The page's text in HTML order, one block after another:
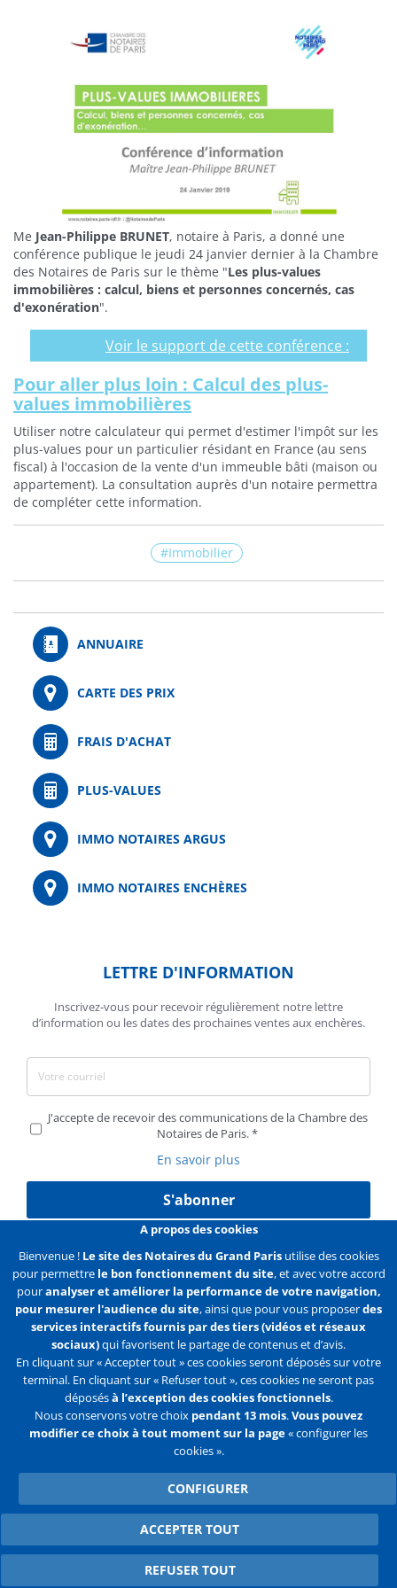
Me Jean-Philippe BRUNET, notaire à Paris, a donné une
conférence publique le jeudi 24 janvier dernier à la Chambre
des Notaires de Paris sur le thème "Les plus-values
immobilières : calcul, biens et personnes concernés, cas
d'exonération".
Liens
vers
des
liseuses
Voir le support de cette conférence :
Pour aller plus loin : Calcul des plus-
values immobilières
Utiliser notre calculateur qui permet d'estimer l'impôt sur les
plus-values pour un particulier résidant en France (au sens
fiscal) à l'occasion de la vente d'un immeuble bâti (maison ou
appartement). La consultation auprès d'un notaire permettra
de compléter cette information.
Immobilier
ANNUAIRE
CARTE DES PRIX
FRAIS D'ACHAT
PLUS-VALUES
IMMO NOTAIRES ARGUS
IMMO NOTAIRES ENCHÈRES
LETTRE D'INFORMATION
Inscrivez-vous pour recevoir régulièrement notre lettre
d’information ou les dates des prochaines ventes aux enchères.
J'accepte de recevoir des communications de la Chambre des
Notaires de Paris.
En savoir plus
S'abonner
Liens Mentions légales Données personnelles
Politique des cookies Configurer les cookies
Liens
2e
ligne
Accueil Contact Plan du site
Flux
FacebookYoutube
Twitter
A propos des cookies
Bienvenue ! Le site des Notaires du Grand Parisutilise des cookies
pour permettre le bon fonctionnement du site, et avec votre accord
pouranalyser et améliorer la performance de votre navigation,
pour mesurer l'audience du site, ainsi que pour vous proposerdes
services interactifs fournis par des tiers (vidéos et réseaux
sociaux)qui favorisent le partage de contenus et d’avis.
En cliquant sur « Accepter tout » ces cookies seront déposés sur votre
terminal. En cliquant sur « Refuser tout », ces cookies ne seront pas
déposésà l’exception des cookies fonctionnels.
Nous conservons votre choix pendant 13 mois.Vous pouvez
modifier ce choix à tout moment sur la page« configurer les
cookies ».
CONFIGURER
ACCEPTER TOUT
WITHDRAW CONSENT
REFUSER TOUT